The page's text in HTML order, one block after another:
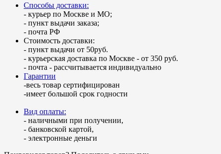
Способы доставки:
- курьер по Москве и МО;
- пункт выдачи заказа;
- почта РФ
Стоимость доставки:
- пункт выдачи от 50руб.
- курьерская доставка по Москве - от 350 руб.
- почта - рассчитывается индивидуально
Гарантии
-весь товар сертифицирован
-имеет большой срок годности
Вид оплаты:
- наличными при получении,
- банковской картой,
- электронные деньги